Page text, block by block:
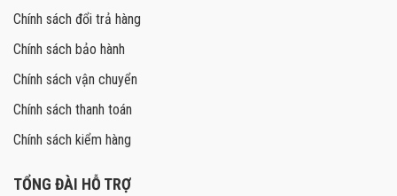
Chính sách đổi trả hàng
Chính sách bảo hành
Chính sách vận chuyển
Chính sách thanh toán
Chính sách kiểm hàng
TỔNG ĐÀI HỖ TRỢ